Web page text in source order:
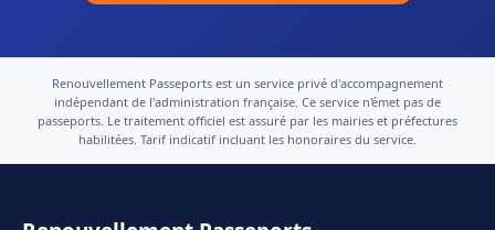
Renouvellement Passeports est un service privé d'accompagnement
indépendant de l'administration française. Ce service n'émet pas de
passeports. Le traitement officiel est assuré par les mairies et préfectures
habilitées. Tarif indicatif incluant les honoraires du service.